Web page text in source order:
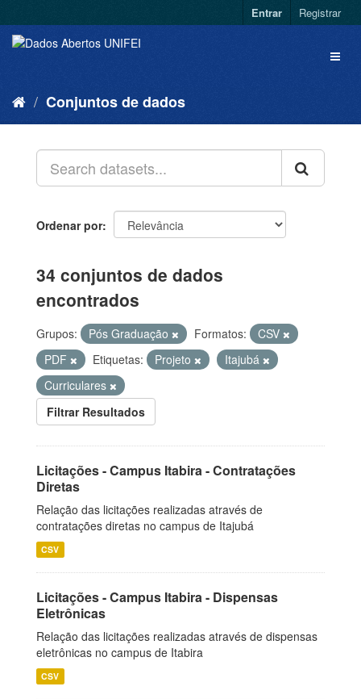
Entrar Registrar
Conjuntos de dados
Ordenar por
34 conjuntos de dados
encontrados
Grupos: Pós Graduação Formatos:
CSV
PDF
Etiquetas: Projeto
Itajubá
Curriculares
Filtrar Resultados
Licitações - Campus Itabira - Contratações
Diretas
Relação das licitações realizadas através de
contratações diretas no campus de Itajubá
CSV
Licitações - Campus Itabira - Dispensas
Eletrônicas
Relação das licitações realizadas através de dispensas
eletrônicas no campus de Itabira
CSV